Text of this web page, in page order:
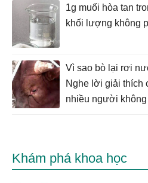
1g muối hòa tan
khối lượng không
Vì sao bò lại rơi
Nghe lời giải thích
nhiều người
Khám phá khoa học